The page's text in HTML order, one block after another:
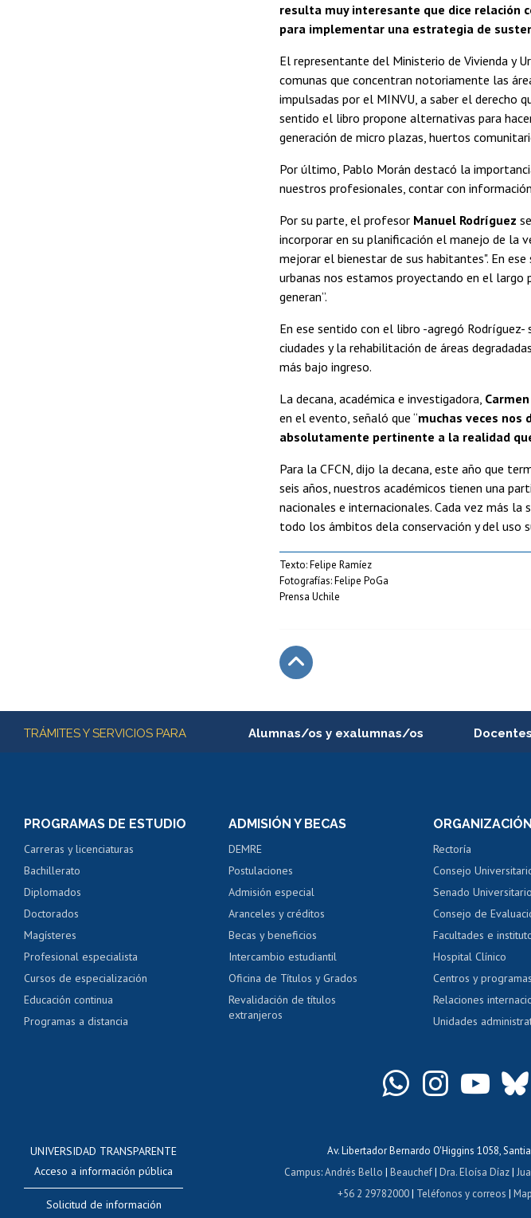
resulta muy interesante que dice relación
para implementar una estrategia de
El representante del Ministerio de Vivienda y
comunas que concentran notoriamente las
impulsadas por el MINVU, a saber el derecho
sentido el libro propone alternativas para
generación de micro plazas, huertos
Por último, Pablo Morán destacó la
nuestros profesionales, contar con
Por su parte, el profesor Manuel Rodríguez
incorporar en su planificación el manejo de la
mejorar el bienestar de sus habitantes". En
urbanas nos estamos proyectando en el
generan”.
En ese sentido con el libro -agregó
ciudades y la rehabilitación de áreas
más bajo ingreso.
La decana, académica e investigadora,
en el evento, señaló que “muchas veces
absolutamente pertinente a la realidad
Para la CFCN, dijo la decana, este año que
seis años, nuestros académicos tienen una
nacionales e internacionales. Cada vez más la
todo los ámbitos dela conservación y del uso
Texto: Felipe Ramíez
Fotografías: Felipe PoGa
Prensa Uchile
Más información
TRÁMITES Y SERVICIOS PARA Alumnas/os y exalumnas/os
Consulta y certificado de notas
Servicio médico y dental
Pago de arancel y crédito alumnos
Pago de arancel y crédito exalumnos
Certificado de títulos y grados
Docentes
Evaluación
Calificación
Postulación
PROGRAMAS DE ESTUDIO
Carreras y licenciaturas
Bachillerato
Diplomados
Doctorados
Magísteres
Profesional especialista
Cursos de especialización
Educación continua
Programas a distancia
ADMISIÓN Y BECAS
DEMRE
Postulaciones
Admisión especial
Aranceles y créditos
Becas y beneficios
Intercambio estudiantil
Oficina de Títulos y Grados
Revalidación de títulos
extranjeros
ORGANIZACIÓN
Rectoría
Consejo
Senado Universitario
Consejo de
Facultades e
Hospital Clínico
Centros y programas
Relaciones
Unidades
UNIVERSIDAD TRANSPARENTE
Acceso a información pública
Solicitud de información
Av. Libertador Bernardo O'Higgins 1058,
Campus:Andrés Bello | Beauchef| Dra. Eloísa Díaz|
+56 2 29782000| Teléfonos y correos |